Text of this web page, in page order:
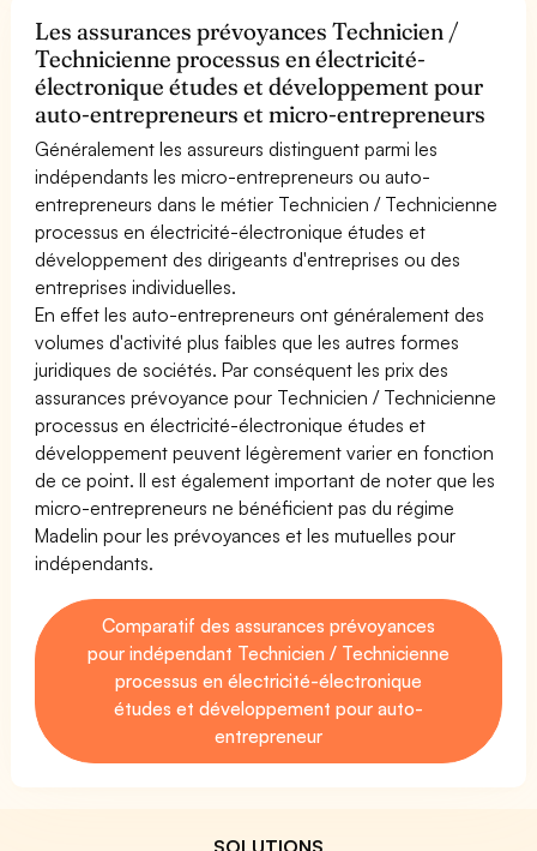
Les assurances prévoyances Technicien /
Technicienne processus en électricité-
électronique études et développement pour
auto-entrepreneurs et micro-entrepreneurs
Généralement les assureurs distinguent parmi les
indépendants les micro-entrepreneurs ou auto-
entrepreneurs dans le métier Technicien / Technicienne
processus en électricité-électronique études et
développement des dirigeants d'entreprises ou des
entreprises individuelles.
En effet les auto-entrepreneurs ont généralement des
volumes d'activité plus faibles que les autres formes
juridiques de sociétés. Par conséquent les prix des
assurances prévoyance pour Technicien / Technicienne
processus en électricité-électronique études et
développement peuvent légèrement varier en fonction
de ce point. Il est également important de noter que les
micro-entrepreneurs ne bénéficient pas du régime
Madelin pour les prévoyances et les mutuelles pour
indépendants.
Comparatif des assurances prévoyances
pour indépendant Technicien / Technicienne
processus en électricité-électronique
études et développement pour auto-
entrepreneur
SOLUTIONS